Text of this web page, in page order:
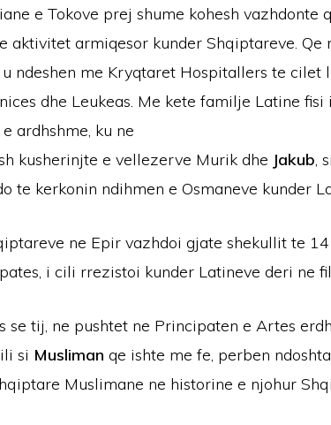
e Tokove prej shume kohesh vazhdonte
aktivitet armiqesor kunder Shqiptareve. Qe
ndeshen me Kryqtaret Hospitallers te cilet
dhe Leukeas. Me kete familje Latine
ardhshme, ku ne
kusherinjte e vellezerve Murik dhe Jakub,
te kerkonin ndihmen e Osmaneve kunder
ne Epir vazhdoi gjate shekullit te
i cili rrezistoi kunder Latineve deri ne
se tij, ne pushtet ne Principaten e Artes
si Musliman qe ishte me fe, perben
Muslimane ne historine e njohur